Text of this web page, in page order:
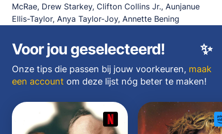
McRae, Drew Starkey, Clifton Collins Jr., Aunjanue
Ellis-Taylor, Anya Taylor-Joy, Annette Bening
✨
Voor jou geselecteerd!
Onze tips die passen bij jouw voorkeuren, maak
een account om deze lijst nóg beter te maken!